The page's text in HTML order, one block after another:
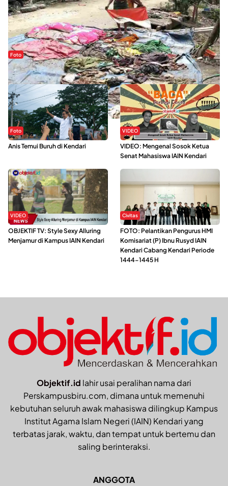
Foto
Sejak Banjir Bandang, Warga Butuhkan Air Bersih
Foto
Anis Temui Buruh di Kendari
VIDEO
VIDEO: Mengenal Sosok Ketua
Senat Mahasiswa IAIN Kendari
VIDEO
OBJEKTIF TV: Style Sexy Alluring
Menjamur di Kampus IAIN Kendari
Civitas
FOTO: Pelantikan Pengurus HMI
Komisariat (P) Ibnu Rusyd IAIN
Kendari Cabang Kendari Periode
1444-1445 H
Objektif.id lahir usai peralihan nama dari
Perskampusbiru.com, dimana untuk memenuhi
kebutuhan seluruh awak mahasiswa dilingkup Kampus
Institut Agama Islam Negeri (IAIN) Kendari yang
terbatas jarak, waktu, dan tempat untuk bertemu dan
saling berinteraksi.
ANGGOTA